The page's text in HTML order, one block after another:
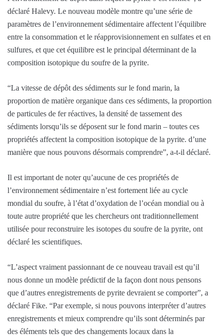
déclaré Halevy. Le nouveau modèle montre qu’une série de
paramètres de l’environnement sédimentaire affectent l’équilibre
entre la consommation et le réapprovisionnement en sulfates et en
sulfures, et que cet équilibre est le principal déterminant de la
composition isotopique du soufre de la pyrite.
“La vitesse de dépôt des sédiments sur le fond marin, la
proportion de matière organique dans ces sédiments, la proportion
de particules de fer réactives, la densité de tassement des
sédiments lorsqu’ils se déposent sur le fond marin – toutes ces
propriétés affectent la composition isotopique de la pyrite. d’une
manière que nous pouvons désormais comprendre”, a-t-il déclaré.
Il est important de noter qu’aucune de ces propriétés de
l’environnement sédimentaire n’est fortement liée au cycle
mondial du soufre, à l’état d’oxydation de l’océan mondial ou à
toute autre propriété que les chercheurs ont traditionnellement
utilisée pour reconstruire les isotopes du soufre de la pyrite, ont
déclaré les scientifiques.
“L’aspect vraiment passionnant de ce nouveau travail est qu’il
nous donne un modèle prédictif de la façon dont nous pensons
que d’autres enregistrements de pyrite devraient se comporter”, a
déclaré Fike. “Par exemple, si nous pouvons interpréter d’autres
enregistrements et mieux comprendre qu’ils sont déterminés par
des éléments tels que des changements locaux dans la